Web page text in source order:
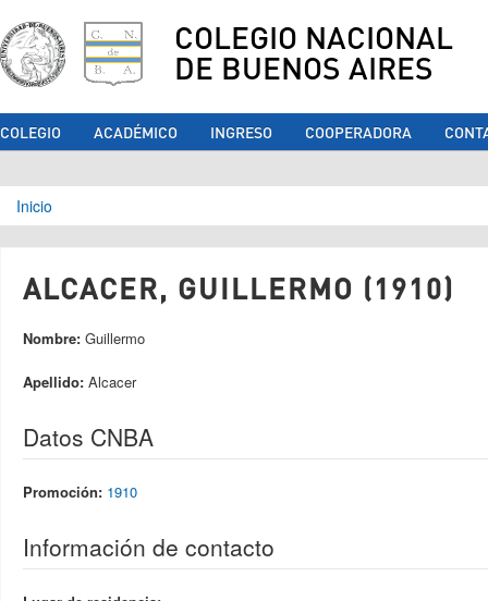
COLEGIO NACIONAL
DE BUENOS AIRES
COLEGIO ACADÉMICO INGRESO COOPERADORA
Se encuentra usted aquí
Inicio
ALCACER, GUILLERMO (1910)
Nombre: Guillermo
Apellido: Alcacer
Datos CNBA
Promoción: 1910
Información de contacto